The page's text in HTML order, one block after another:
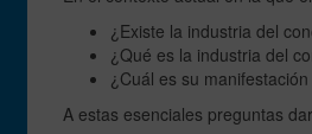
¿Existe la industria del
¿Qué es la industria del
¿Cuál es su
A estas esenciales preguntas